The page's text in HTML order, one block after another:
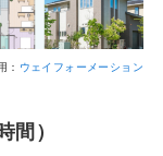
： ウェイフォーメーション
間）